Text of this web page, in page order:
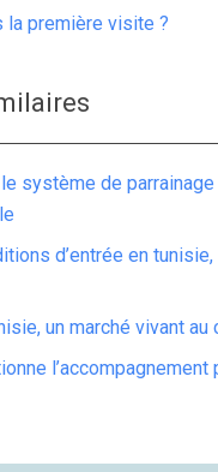
première visite ?
système de
d’entrée en
un marché vivant
l’accompagnement